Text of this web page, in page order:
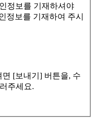
정보를 기재하셔야
정보를 기재하여 주시
[보내기] 버튼을, 수
주세요.